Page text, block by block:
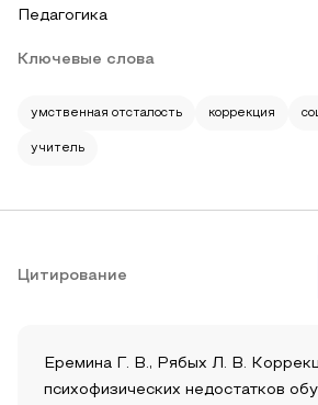
Педагогика
Ключевые слова
умственная отсталость коррекция
учитель
Цитирование
Еремина Г. В., Рябых Л. В.
психофизических недостатков